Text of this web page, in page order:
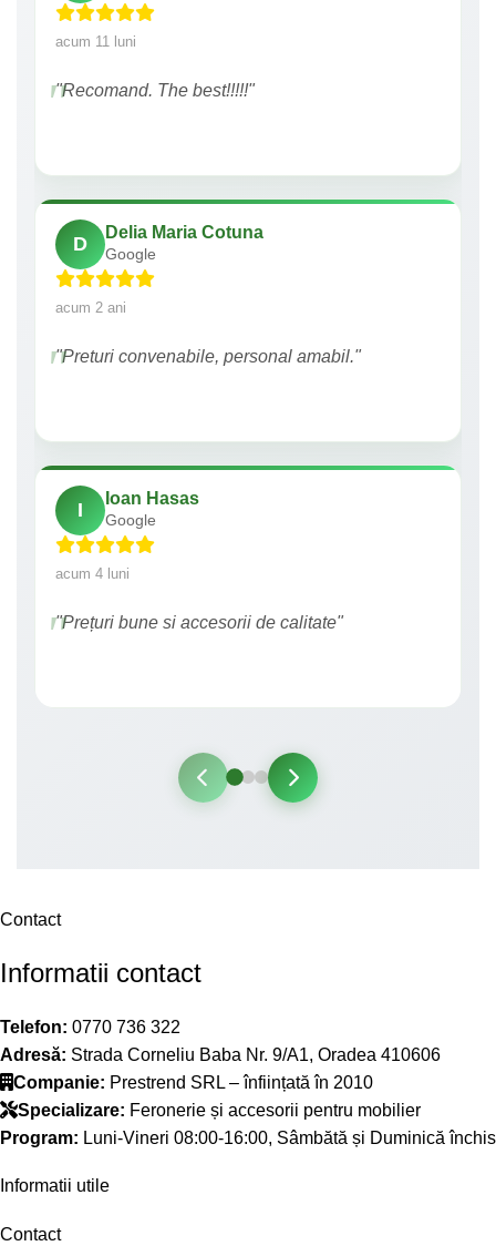
acum 11 luni
"Recomand. The best!!!!!"
D
Delia Maria Cotuna
Google
acum 2 ani
"Preturi convenabile, personal amabil."
I
Ioan Hasas
Google
acum 4 luni
"Prețuri bune si accesorii de calitate"
Contact
Informatii contact
Telefon: 0770 736 322
Adresă: Strada Corneliu Baba Nr. 9/A1, Oradea 410606
Companie: Prestrend SRL – înființată în 2010
Specializare: Feronerie și accesorii pentru mobilier
Program: Luni-Vineri 08:00-16:00, Sâmbătă și Duminică închis
Informatii utile
Contact